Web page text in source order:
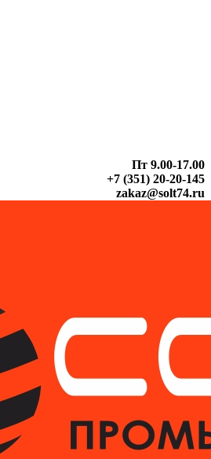
Пт 9.00-17.00
+7 (351) 20-20-145
zakaz@solt74.ru